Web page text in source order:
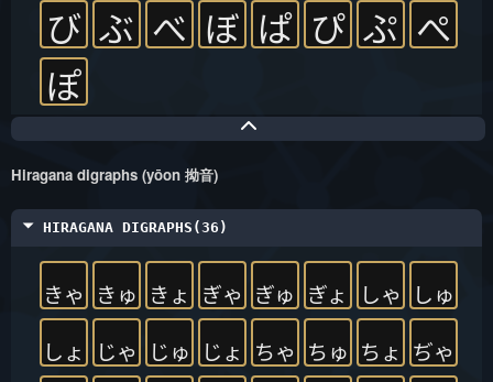
び ぶ べ ぼ ぱ ぴ ぷ ぺ
ぽ
Hiragana digraphs (yōon 拗音)
HIRAGANA DIGRAPHS(36)
きゃ きゅ きょ ぎゃ ぎゅ ぎょ しゃ
しゅ
しょ
じゃ じゅ じょ ちゃ ちゅ ちょ ぢゃ